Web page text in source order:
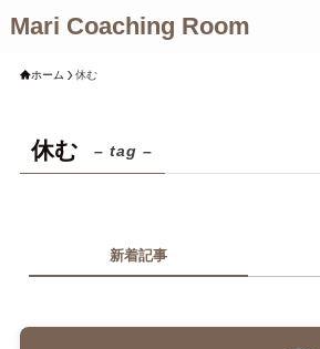
Mari Coaching Room
ホーム 休む
休む – tag –
新着記事